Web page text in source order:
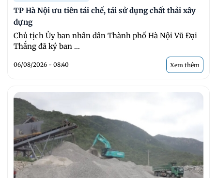
TP Hà Nội ưu tiên tái chế, tái sử dụng chất thải xây
dựng
Chủ tịch Ủy ban nhân dân Thành phố Hà Nội Vũ Đại
Thắng đã ký ban ...
06/08/2026 - 08:40 Xem thêm